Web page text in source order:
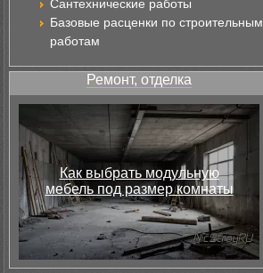
Сантехнические работы
Базовые расценки по строительным
работам
Ремонт, отделка
Как выбрать модульную
мебель под размер комнаты